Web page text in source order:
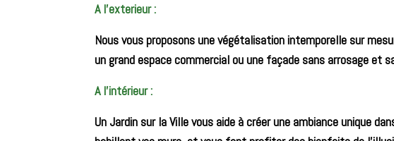
A l’exterieur :
Nous vous proposons une végétalisation intemporelle sur
un grand espace commercial ou une façade sans arrosage et
A l’intérieur :
Un Jardin sur la Ville vous aide à créer une ambiance unique